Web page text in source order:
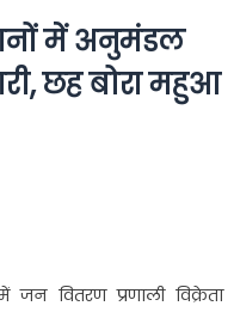
में अनुमंडल
छह बोरा महुआ
जन वितरण प्रणाली विक्रेता